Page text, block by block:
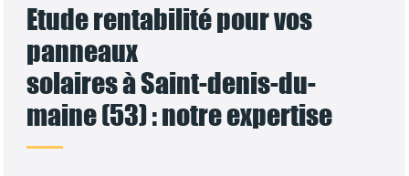
Etude rentabilité pour vos
panneaux
solaires à Saint-denis-du-
maine (53) : notre expertise